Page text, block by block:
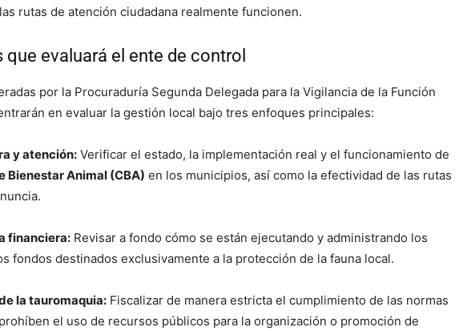
rutas de atención ciudadana realmente funcionen.
que evaluará el ente de control
por la Procuraduría Segunda Delegada para la Vigilancia de la Función
en evaluar la gestión local bajo tres enfoques principales:
y atención: Verificar el estado, la implementación real y el funcionamiento de
Bienestar Animal (CBA) en los municipios, así como la efectividad de las rutas
financiera: Revisar a fondo cómo se están ejecutando y administrando los
fondos destinados exclusivamente a la protección de la fauna local.
la tauromaquia: Fiscalizar de manera estricta el cumplimiento de las normas
el uso de recursos públicos para la organización o promoción de